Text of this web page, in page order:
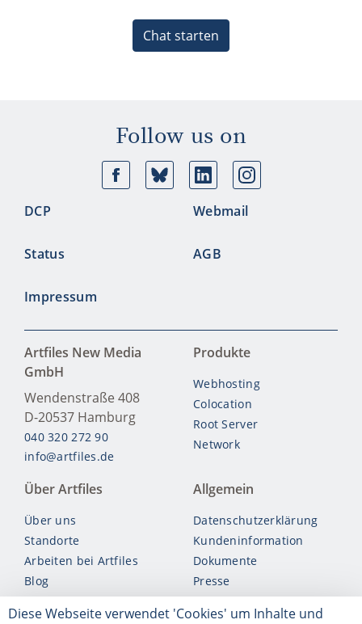
Diese Webseite verwendet 'Cookies' um Inhalte und
Chat starten
Follow us on
FacebookBluesky
DCP Webmail
Status AGB
Impressum
Artfiles New Media
GmbH
Wendenstraße 408
D-20537 Hamburg
040 320 272 90
info@artfiles.de
Produkte
Webhosting
Colocation
Root Server
Network
Über Artfiles
Über uns
Standorte
Arbeiten bei Artfiles
Blog
Allgemein
Datenschutzerklärung
Kundeninformation
Dokumente
Presse
Account kündigen